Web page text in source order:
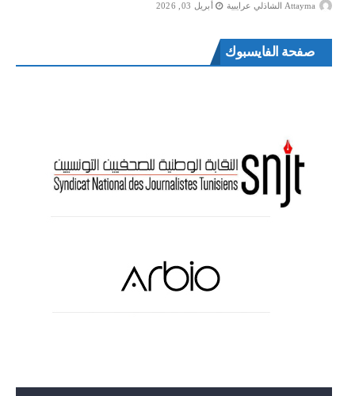
Attayma الشاذلي عرايبية أبريل 03, 2026
صفحة الفايسبوك